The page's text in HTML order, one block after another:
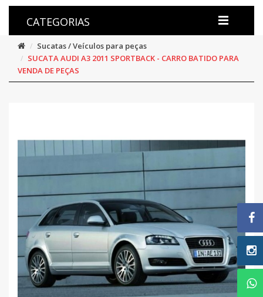
CATEGORIAS
Sucatas / Veículos para peças
SUCATA AUDI A3 2011 SPORTBACK - CARRO BATIDO PARA
VENDA DE PEÇAS